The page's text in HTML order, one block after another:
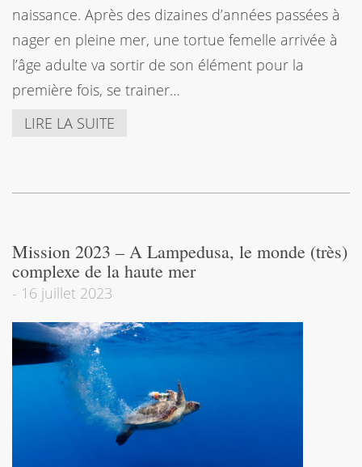
naissance. Après des dizaines d’années passées à
nager en pleine mer, une tortue femelle arrivée à
l’âge adulte va sortir de son élément pour la
première fois, se trainer…
LIRE LA SUITE
Mission 2023 – A Lampedusa, le monde (très)
complexe de la haute mer
- 16 juillet 2023